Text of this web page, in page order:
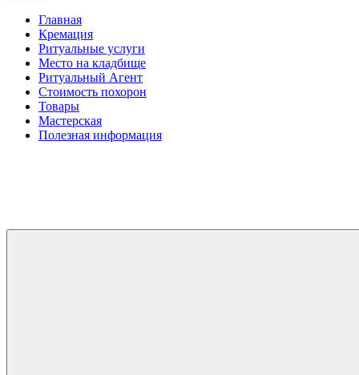
Главная
Кремация
Ритуальные услуги
Место на кладбище
Ритуальный Агент
Стоимость похорон
Товары
Мастерская
Полезная информация